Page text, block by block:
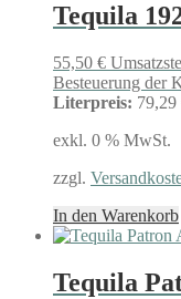
Tequila
55,50 €
Besteuerung der
Literpreis: 79,29
exkl. 0 % MwSt.
zzgl.
In den Warenkorb
Tequila